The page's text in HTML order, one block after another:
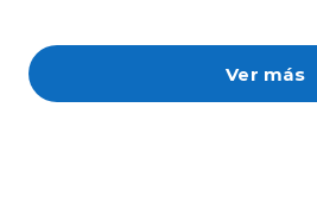
Ver más